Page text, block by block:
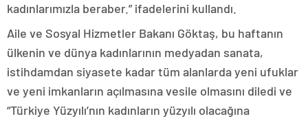
kadınlarımızla beraber.” ifadelerini kullandı.
Aile ve Sosyal Hizmetler Bakanı Göktaş, bu haftanın
ülkenin ve dünya kadınlarının medyadan sanata,
istihdamdan siyasete kadar tüm alanlarda yeni ufuklar
ve yeni imkanların açılmasına vesile olmasını diledi ve
“Türkiye Yüzyılı’nın kadınların yüzyılı olacağına